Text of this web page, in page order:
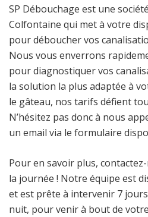
SP Débouchage est une
Colfontaine qui met à votre
pour déboucher vos
Nous vous enverrons
pour diagnostiquer vos
la solution la plus adaptée à
le gâteau, nos tarifs défient
N’hésitez pas donc à nous
un email via le formulaire
Pour en savoir plus,
la journée ! Notre équipe est
et est prête à intervenir 7
nuit, pour venir à bout de